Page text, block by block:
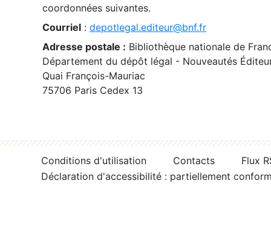
coordonnées suivantes.
Courriel : depotlegal.editeur@bnf.fr
Adresse postale : Bibliothèque nationale de
Département du dépôt légal - Nouveautés
Quai François-Mauriac
75706 Paris Cedex 13
Conditions d'utilisation Contacts
Flux
Déclaration d'accessibilité : partiellement